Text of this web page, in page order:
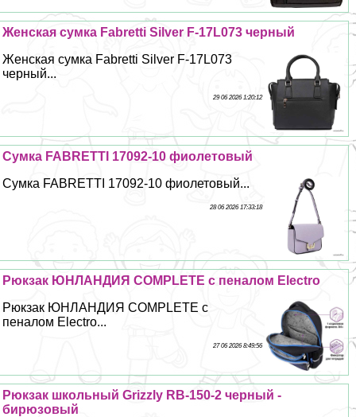
Женская сумка Fabretti Silver F-17L073 черный
Женская сумка Fabretti Silver F-17L073
черный...
29 06 2026 1:20:12
Сумка FABRETTI 17092-10 фиолетовый
Сумка FABRETTI 17092-10 фиолетовый...
28 06 2026 17:33:18
Рюкзак ЮНЛАНДИЯ COMPLETE с пеналом Electro
Рюкзак ЮНЛАНДИЯ COMPLETE с
пеналом Electro...
27 06 2026 8:49:56
Рюкзак школьный Grizzly RB-150-2 черный -
бирюзовый